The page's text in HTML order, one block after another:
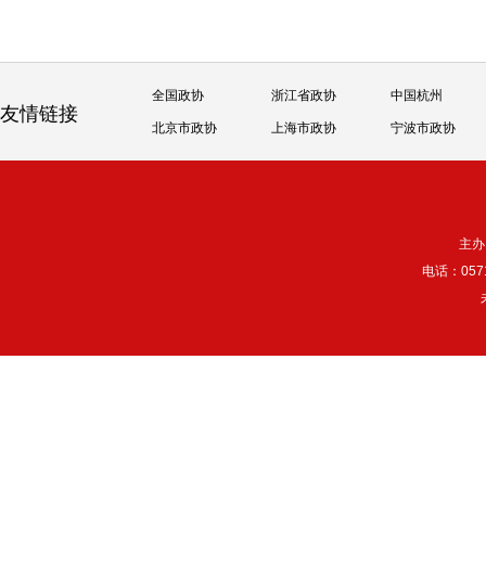
友情链接
全国政协 浙江省政协 中国杭州
北京市政协 上海市政协 宁波市政协
主
电话：